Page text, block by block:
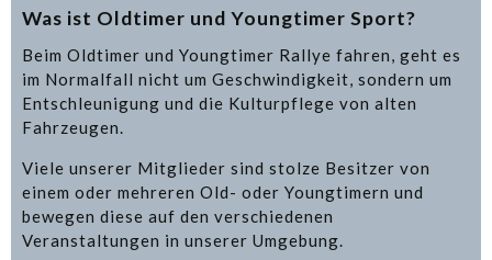
Was ist Oldtimer und Youngtimer Sport?
Beim Oldtimer und Youngtimer Rallye fahren, geht es
im Normalfall nicht um Geschwindigkeit, sondern um
Entschleunigung und die Kulturpflege von alten
Fahrzeugen.
Viele unserer Mitglieder sind stolze Besitzer von
einem oder mehreren Old- oder Youngtimern und
bewegen diese auf den verschiedenen
Veranstaltungen in unserer Umgebung.